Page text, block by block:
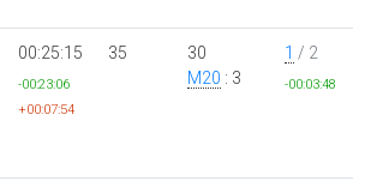
00:25:15
-00:23:06
+00:07:54
35
30
M20 : 3
1 / 2
-00:03:48